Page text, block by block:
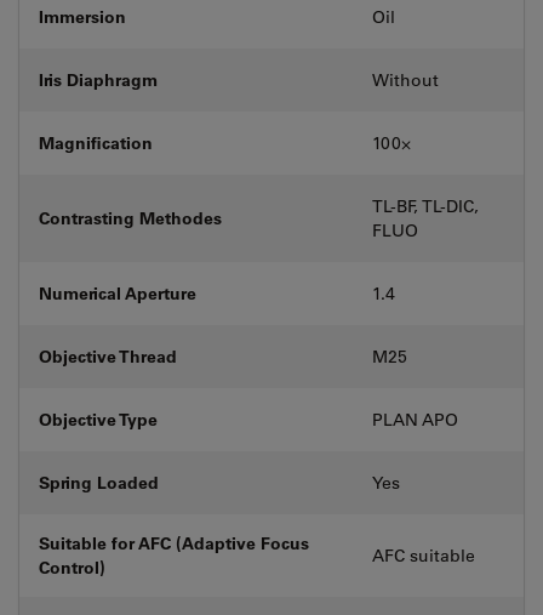
Immersion Oil
Iris Diaphragm Without
Magnification 100⨉
Contrasting Methodes
TL-BF, TL-DIC,
FLUO
Numerical Aperture 1.4
Objective Thread M25
Objective Type PLAN APO
Spring Loaded Yes
Suitable for AFC (Adaptive Focus
Control)
AFC suitable